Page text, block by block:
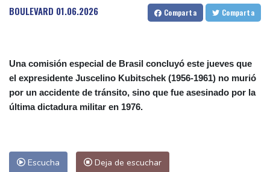
BOULEVARD 01.06.2026 Comparta Comparta
Una comisión especial de Brasil concluyó este jueves que
el expresidente Juscelino Kubitschek (1956-1961) no murió
por un accidente de tránsito, sino que fue asesinado por la
última dictadura militar en 1976.
Escucha Deja de escuchar